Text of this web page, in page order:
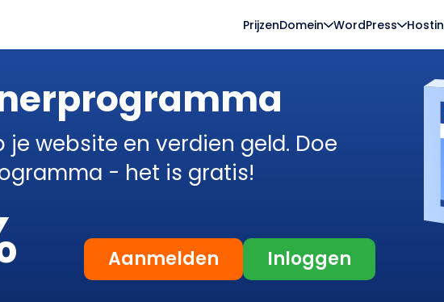
PrijzenDomein WordPress
je website en verdien geld. Doe
- het is gratis!
Aanmelden Inloggen